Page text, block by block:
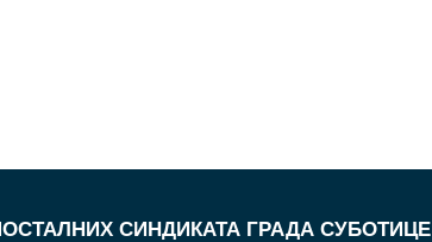
СИНДИКАТА ГРАДА СУБОТИЦЕ